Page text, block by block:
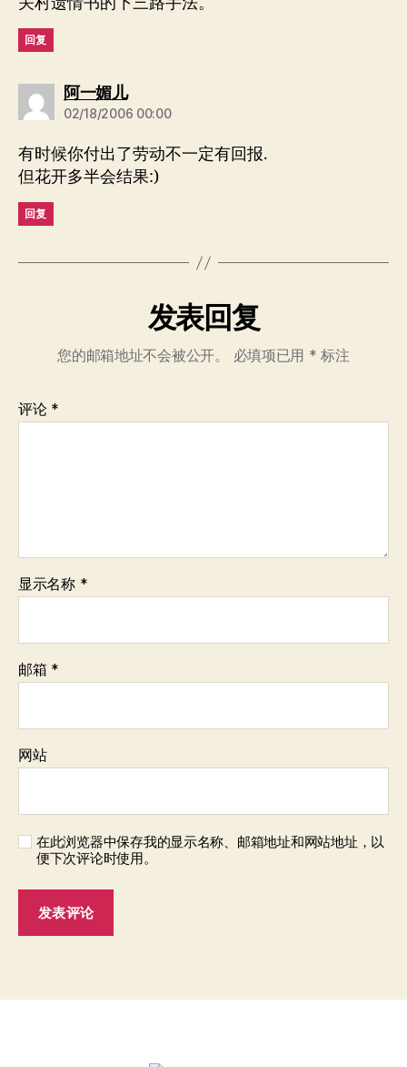
回复
阿一媚儿说：
02/18/2006 00:00
有时候你付出了劳动不一定有回报.
但花开多半会结果:)
回复
发表回复
您的邮箱地址不会被公开。 必填项已用 * 标注
评论 *
显示名称 *
邮箱 *
网站
在此浏览器中保存我的显示名称、邮箱地址和网站地址，以
便下次评论时使用。